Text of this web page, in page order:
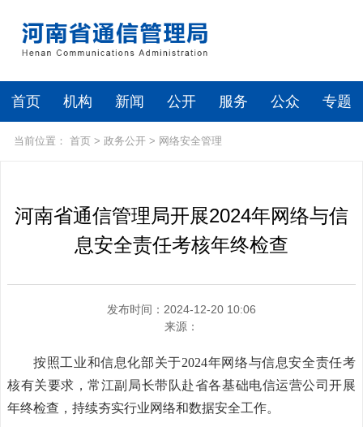
首页 机构 新闻 公开 服务 公众 专题
当前位置： 首页> 政务公开> 网络安全管理
河南省通信管理局开展2024年网络与信
息安全责任考核年终检查
发布时间：2024-12-20 10:06
来源：
按照工业和信息化部关于2024年网络与信息安全责任考
核有关要求，常江副局长带队赴省各基础电信运营公司开展
年终检查，持续夯实行业网络和数据安全工作。